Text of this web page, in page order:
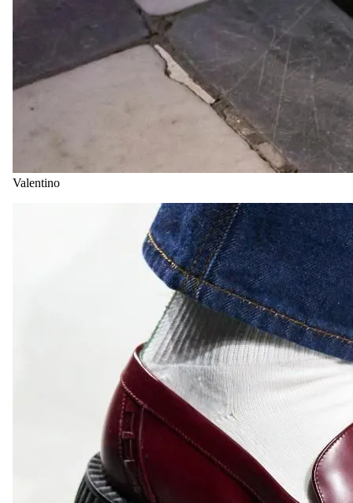
Valentino